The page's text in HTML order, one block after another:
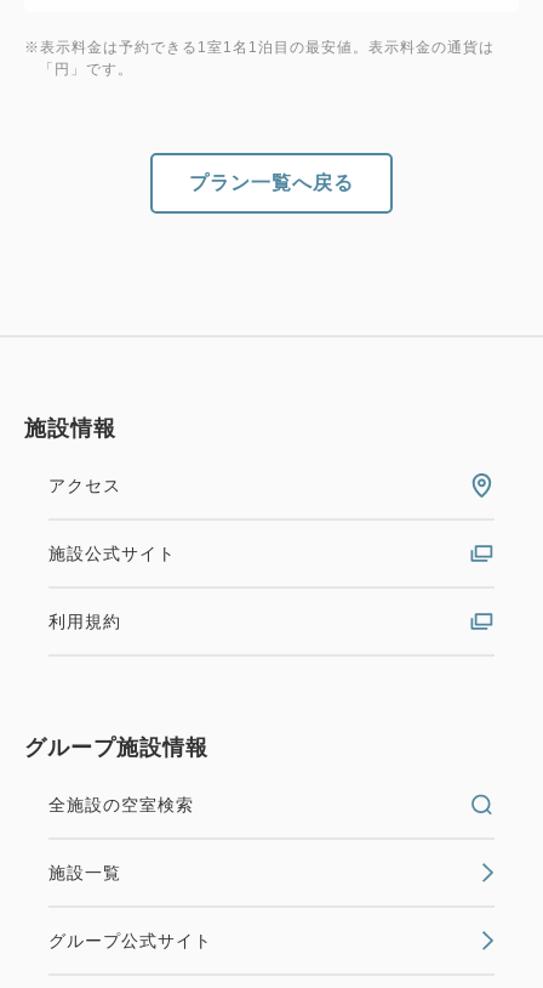
※表示料金は予約できる1室1名1泊目の最安値。表示料金の通貨は
「円」です。
プラン一覧へ戻る
施設情報
アクセス
施設公式サイト
利用規約
グループ施設情報
全施設の空室検索
施設一覧
グループ公式サイト